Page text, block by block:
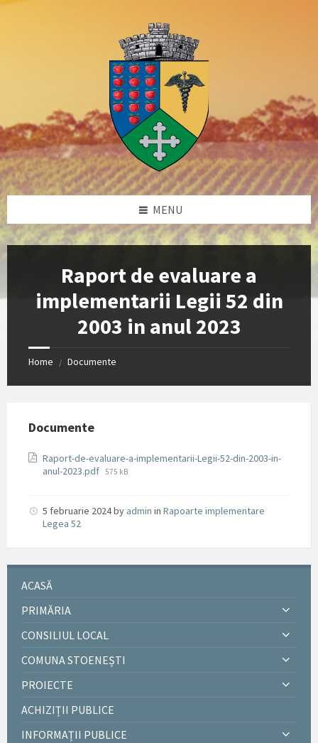
Skip
Skip
Skip
Skip
MENU
Raport de evaluare a
implementarii Legii 52 din
2003 in anul 2023
Home / Documente
Documente
Raport-de-evaluare-a-implementarii-Legii-52-din-2003-in-
anul-2023.pdf File
575 kB
5 februarie 2024by admin in Rapoarte implementare
Legea 52
ACASĂ
PRIMĂRIA
CONSILIUL LOCAL
COMUNA STOENEȘTI
PROIECTE
ACHIZIȚII PUBLICE
INFORMAȚII PUBLICE